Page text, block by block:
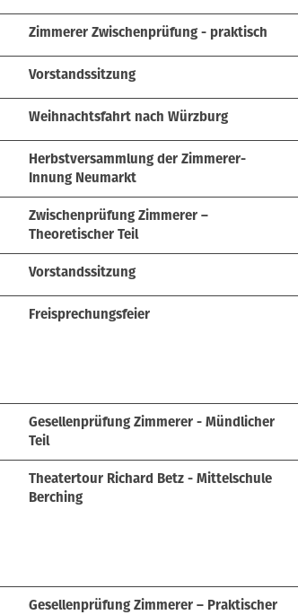
Zimmerer Zwischenprüfung - praktisch
Vorstandssitzung
Weihnachtsfahrt nach Würzburg
Herbstversammlung der Zimmerer-
Innung Neumarkt
Zwischenprüfung Zimmerer –
Theoretischer Teil
Vorstandssitzung
Freisprechungsfeier
Gesellenprüfung Zimmerer - Mündlicher
Teil
Theatertour Richard Betz - Mittelschule
Berching
Gesellenprüfung Zimmerer – Praktischer